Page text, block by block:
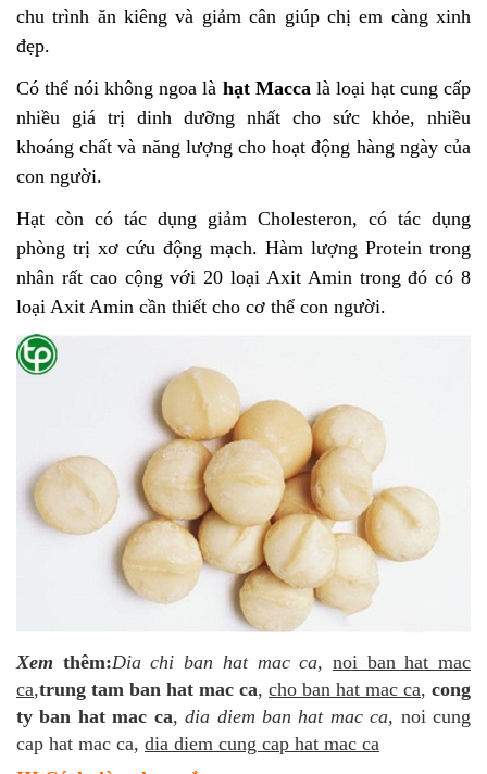
chu trình ăn kiêng và giảm cân giúp chị em càng xinh
đẹp.
Có thể nói không ngoa là hạt Macca là loại hạt cung cấp
nhiều giá trị dinh dưỡng nhất cho sức khỏe, nhiều
khoáng chất và năng lượng cho hoạt động hàng ngày của
con người.
Hạt còn có tác dụng giảm Cholesteron, có tác dụng
phòng trị xơ cứu động mạch. Hàm lượng Protein trong
nhân rất cao cộng với 20 loại Axit Amin trong đó có 8
loại Axit Amin cần thiết cho cơ thể con người.
Xem thêm:Diachi ban hat mac ca, noi ban hat mac
ca,trung tam ban hat mac ca, cho ban hat mac ca, cong
ty ban hat mac ca,dia diem ban hat mac ca, noi cung
cap hat mac ca, dia diem cung cap hat mac ca